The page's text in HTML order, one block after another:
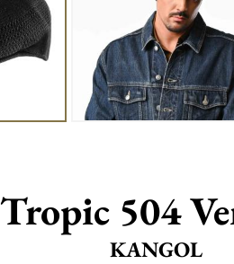
Tropic 504
KANGOL